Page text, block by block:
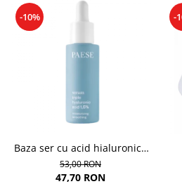
-10%
Baza ser cu acid hialuronic -
30ml
53,00 RON
47,70 RON
-